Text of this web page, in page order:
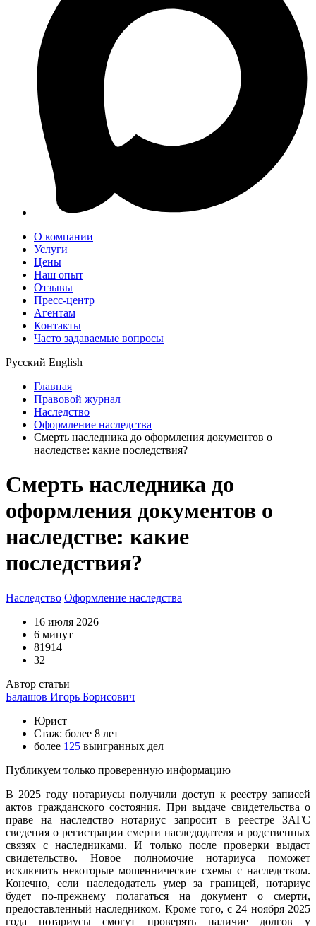
О компании
Услуги
Цены
Наш опыт
Отзывы
Пресс-центр
Агентам
Контакты
Часто задаваемые вопросы
Русский English
Главная
Правовой журнал
Наследство
Оформление наследства
Смерть наследника до оформления документов о
наследстве: какие последствия?
Смерть наследника до
оформления документов о
наследстве: какие
последствия?
Наследство Оформление наследства
16 июля 2026
6 минут
81914
32
Автор статьи
Балашов Игорь Борисович
Юрист
Стаж: более 8 лет
более 125 выигранных дел
Публикуем только проверенную информацию
В 2025 году нотариусы получили доступ к реестру записей
актов гражданского состояния. При выдаче свидетельства о
праве на наследство нотариус запросит в реестре ЗАГС
сведения о регистрации смерти наследодателя и родственных
связях с наследниками. И только после проверки выдаст
свидетельство. Новое полномочие нотариуса поможет
исключить некоторые мошеннические схемы с наследством.
Конечно, если наследодатель умер за границей, нотариус
будет по-прежнему полагаться на документ о смерти,
предоставленный наследником. Кроме того, с 24 ноября 2025
года нотариусы смогут проверять наличие долгов у